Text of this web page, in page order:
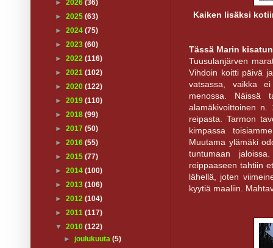
Kaiken lisäksi
Tässä Marin
Tuusulanjärven
Vihdoin koitti päivä
vatsassa, vaikka
menossa.
alamäkivoittoinen
reipasta. Tarmon
kimpassa
Muutama ylämäki
tuntumaan
reippaaseen tahtiin
lähellä, joten
kyytiä maaliin.
► 2026 (36)
► 2025 (63)
► 2024 (75)
► 2023 (60)
► 2022 (116)
► 2021 (102)
► 2020 (122)
► 2019 (110)
► 2018 (99)
► 2017 (50)
► 2016 (55)
► 2015 (77)
► 2014 (100)
► 2013 (106)
► 2012 (104)
► 2011 (117)
▼ 2010 (122)
►joulukuuta(5)